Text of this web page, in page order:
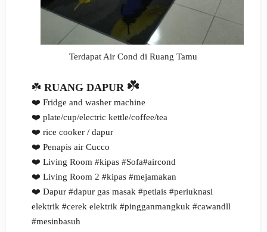
Terdapat Air Cond di Ruang Tamu
☘️ RUANG DAPUR ☘️
❤️ Fridge and washer machine
️❤️ plate/cup/electric kettle/coffee/tea
❤️ rice cooker / dapur
❤️ Penapis air Cucco
❤️ Living Room #kipas #Sofa#aircond
❤️ Living Room 2 #kipas #mejamakan
❤️ Dapur #dapur gas masak #petiais #periuknasi
elektrik #cerek elektrik #pingganmangkuk #cawandll
#mesinbasuh